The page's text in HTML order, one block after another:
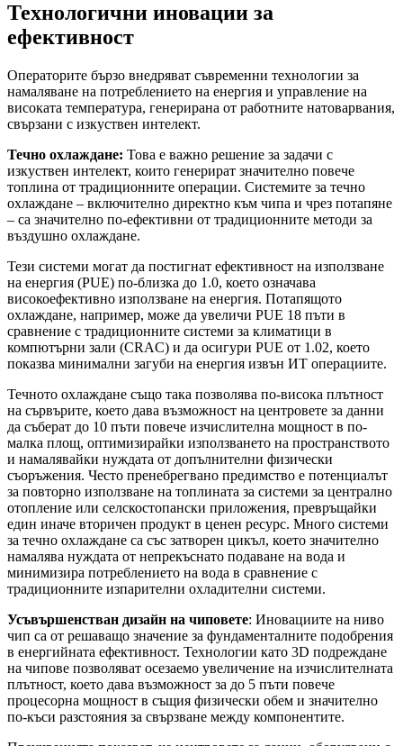
Технологични иновации за
ефективност
Операторите бързо внедряват съвременни технологии за
намаляване на потреблението на енергия и управление на
високата температура, генерирана от работните натоварвания,
свързани с изкуствен интелект.
Течно охлаждане: Това е важно решение за задачи с
изкуствен интелект, които генерират значително повече
топлина от традиционните операции. Системите за течно
охлаждане – включително директно към чипа и чрез потапяне
– са значително по-ефективни от традиционните методи за
въздушно охлаждане.
Тези системи могат да постигнат ефективност на използване
на енергия (PUE) по-близка до 1.0, което означава
високоефективно използване на енергия. Потапящото
охлаждане, например, може да увеличи PUE 18 пъти в
сравнение с традиционните системи за климатици в
компютърни зали (CRAC) и да осигури PUE от 1.02, което
показва минимални загуби на енергия извън ИТ операциите.
Течното охлаждане също така позволява по-висока плътност
на сървърите, което дава възможност на центровете за данни
да съберат до 10 пъти повече изчислителна мощност в по-
малка площ, оптимизирайки използването на пространството
и намалявайки нуждата от допълнителни физически
съоръжения. Често пренебрегвано предимство е потенциалът
за повторно използване на топлината за системи за централно
отопление или селскостопански приложения, превръщайки
един иначе вторичен продукт в ценен ресурс. Много системи
за течно охлаждане са със затворен цикъл, което значително
намалява нуждата от непрекъснато подаване на вода и
минимизира потреблението на вода в сравнение с
традиционните изпарителни охладителни системи.
Усъвършенстван дизайн на чиповете: Иновациите на ниво
чип са от решаващо значение за фундаменталните подобрения
в енергийната ефективност. Технологии като 3D подреждане
на чипове позволяват осезаемо увеличение на изчислителната
плътност, което дава възможност за до 5 пъти повече
процесорна мощност в същия физически обем и значително
по-къси разстояния за свързване между компонентите.